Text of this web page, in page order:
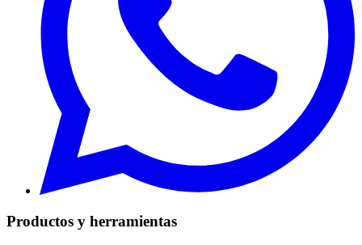
Productos y herramientas